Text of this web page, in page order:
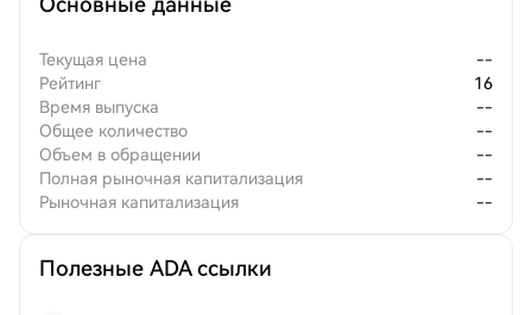
Текущая цена
--
Рейтинг
16
Время выпуска
--
Общее количество
--
Объем в обращении
--
Полная рыночная капитализация
--
Рыночная капитализация
--
Полезные ADA ссылки